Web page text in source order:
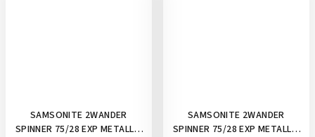
SAMSONITE 2WANDER
SPINNER 75/28 EXP METALLIC
SAMSONITE 2WANDER
SPINNER 75/28 EXP METALLIC